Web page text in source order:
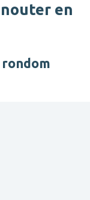
en
rondom